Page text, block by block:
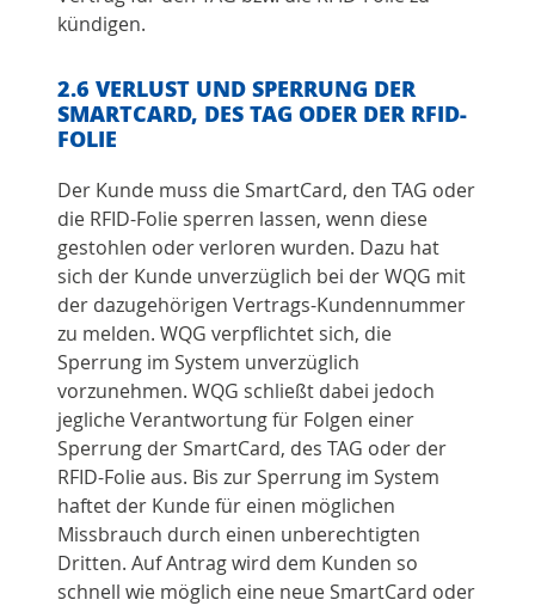
kündigen.
2.6 VERLUST UND SPERRUNG DER
SMARTCARD, DES TAG ODER DER RFID-
FOLIE
Der Kunde muss die SmartCard, den TAG oder
die RFID-Folie sperren lassen, wenn diese
gestohlen oder verloren wurden. Dazu hat
sich der Kunde unverzüglich bei der WQG mit
der dazugehörigen Vertrags-Kundennummer
zu melden. WQG verpflichtet sich, die
Sperrung im System unverzüglich
vorzunehmen. WQG schließt dabei jedoch
jegliche Verantwortung für Folgen einer
Sperrung der SmartCard, des TAG oder der
RFID-Folie aus. Bis zur Sperrung im System
haftet der Kunde für einen möglichen
Missbrauch durch einen unberechtigten
Dritten. Auf Antrag wird dem Kunden so
schnell wie möglich eine neue SmartCard oder